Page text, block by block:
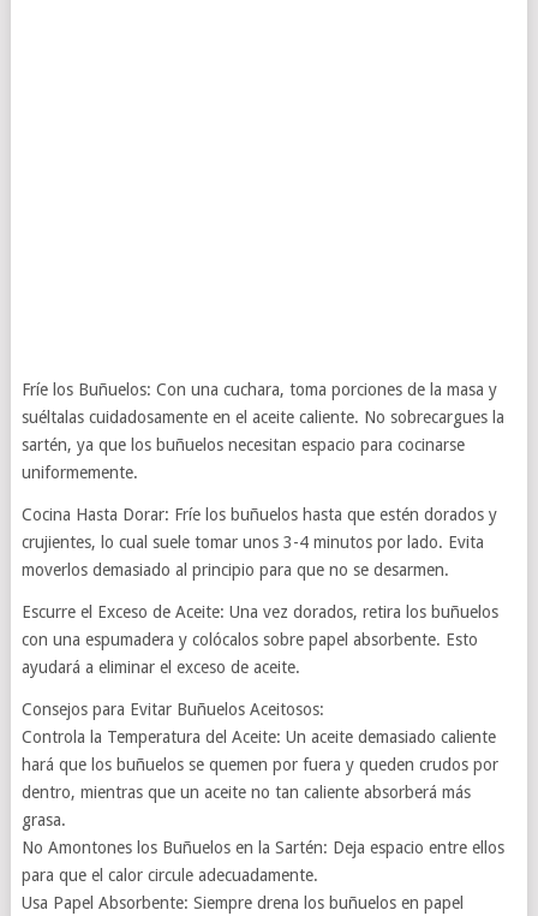
Fríe los Buñuelos: Con una cuchara, toma porciones de la masa y
suéltalas cuidadosamente en el aceite caliente. No sobrecargues la
sartén, ya que los buñuelos necesitan espacio para cocinarse
uniformemente.
Cocina Hasta Dorar: Fríe los buñuelos hasta que estén dorados y
crujientes, lo cual suele tomar unos 3-4 minutos por lado. Evita
moverlos demasiado al principio para que no se desarmen.
Escurre el Exceso de Aceite: Una vez dorados, retira los buñuelos
con una espumadera y colócalos sobre papel absorbente. Esto
ayudará a eliminar el exceso de aceite.
Consejos para Evitar Buñuelos Aceitosos:
Controla la Temperatura del Aceite: Un aceite demasiado caliente
hará que los buñuelos se quemen por fuera y queden crudos por
dentro, mientras que un aceite no tan caliente absorberá más
grasa.
No Amontones los Buñuelos en la Sartén: Deja espacio entre ellos
para que el calor circule adecuadamente.
Usa Papel Absorbente: Siempre drena los buñuelos en papel